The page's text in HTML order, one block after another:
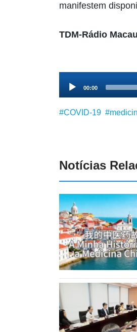
manifestem
TDM-Rádio
Player
00:00
#COVID-19
Notícias